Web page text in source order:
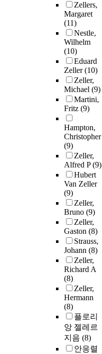
Zellers,
Margaret
(11)
Nestle,
Wilhelm
(10)
Eduard
Zeller(10)
Zeller,
Michael (9)
Martini,
Fritz (9)
Hampton,
Christopher
(9)
Zeller,
Alfred P(9)
Hubert
Van Zeller
(9)
Zeller,
Bruno (9)
Zeller,
Gaston (8)
Strauss,
Johann (8)
Zeller,
Richard A
(8)
Zeller,
Hermann
(8)
플로리
앙 젤레르
지음 (8)
안응렬